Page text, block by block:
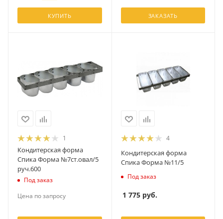
КУПИТЬ ЗАКАЗАТЬ
1
Кондитерская форма
Спика Форма №7ст.овал/5
руч.600
Под заказ
Цена по запросу
4
Кондитерская форма
Спика Форма №11/5
Под заказ
1 775руб.